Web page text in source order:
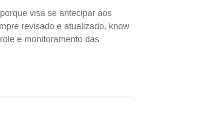
visa se antecipar aos
revisado e atualizado, know
e monitoramento das